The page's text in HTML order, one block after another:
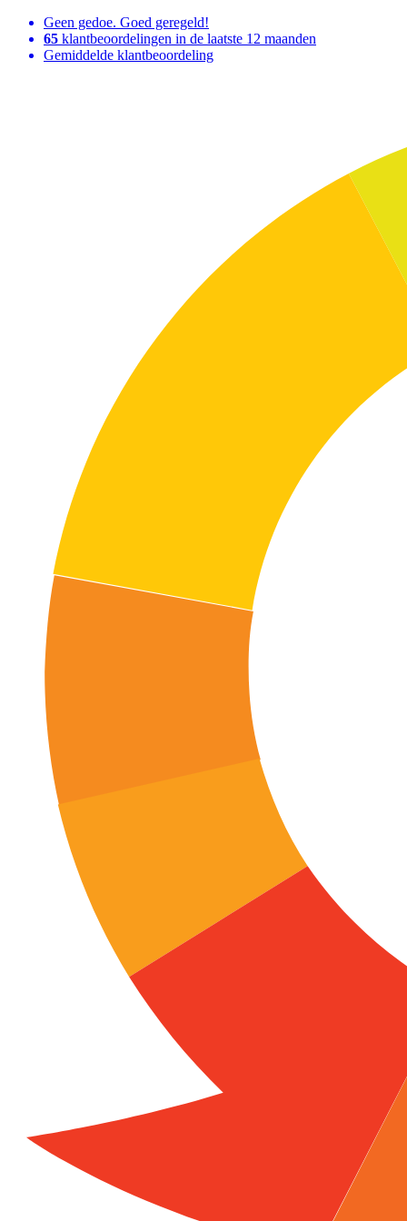
Geen gedoe. Goed geregeld!
65 klantbeoordelingen in de laatste 12 maanden
Gemiddelde klantbeoordeling